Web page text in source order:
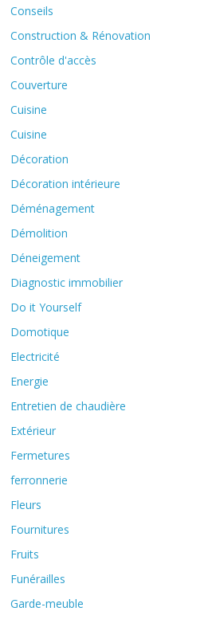
Conseils
Construction & Rénovation
Contrôle d'accès
Couverture
Cuisine
Cuisine
Décoration
Décoration intérieure
Déménagement
Démolition
Déneigement
Diagnostic immobilier
Do it Yourself
Domotique
Electricité
Energie
Entretien de chaudière
Extérieur
Fermetures
ferronnerie
Fleurs
Fournitures
Fruits
Funérailles
Garde-meuble